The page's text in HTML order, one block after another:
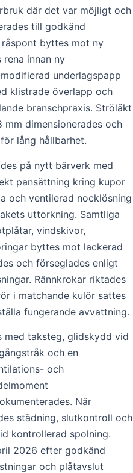
där det var möjligt och
till godkänd
byttes mot ny
innan ny
underlagspapp
klistrade överlapp och
branschpraxis. Ströläkt
dimensionerades och
lång hållbarhet.
på nytt bärverk med
pansättning kring kupor
och ventilerad nocklösning
uttorkning. Samtliga
vindskivor,
byttes mot lackerad
och förseglades enligt
Rännkrokar riktades
i matchande kulör sattes
fungerande avvattning.
med taksteg, glidskydd vid
och en
och
När
städning, slutkontroll och
kontrollerad spolning.
2026 efter godkänd
och plåtavslut